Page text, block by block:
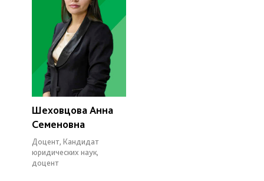
Шеховцова Анна
Семеновна
Доцент, Кандидат
юридических наук,
доцент